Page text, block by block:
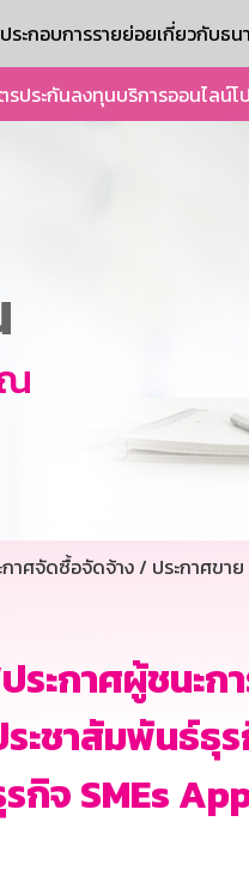
ระกอบการรายย่อยเกี่ยวกับธน
รประกันลงทุนบริการออนไลน์โ
กาศจัดซื้อจัดจ้าง / ประกาศขาย
ระกาศผู้ชนะ
ะชาสัมพันธ์
กิจ SMEs